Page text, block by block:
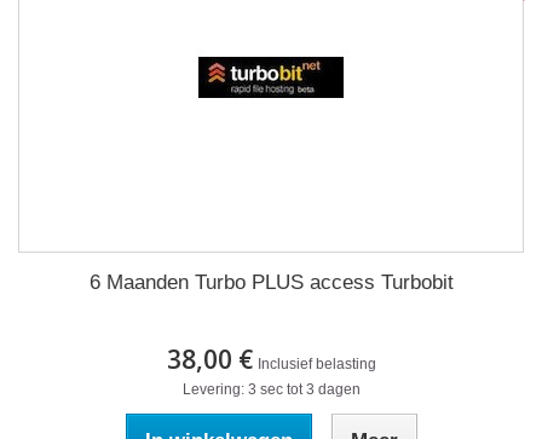
6 Maanden Turbo PLUS access Turbobit
38,00 € Inclusief belasting
Levering: 3 sec tot 3 dagen